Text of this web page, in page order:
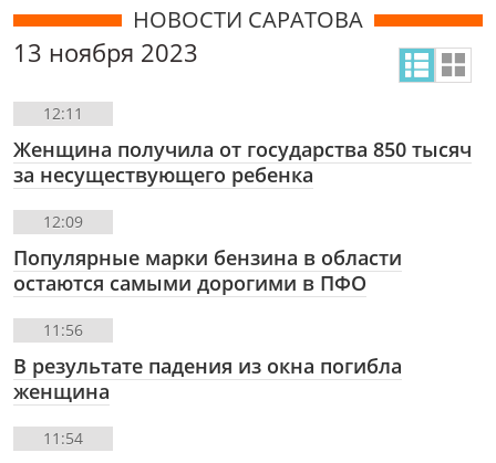
НОВОСТИ САРАТОВА
13 ноября 2023
12:11
Женщина получила от государства 850 тысяч
за несуществующего ребенка
12:09
Популярные марки бензина в области
остаются самыми дорогими в ПФО
11:56
В результате падения из окна погибла
женщина
11:54